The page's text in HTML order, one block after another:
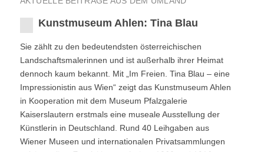
Kunstmuseum Ahlen: Tina Blau
Sie zählt zu den bedeutendsten österreichischen
Landschaftsmalerinnen und ist außerhalb ihrer Heimat
dennoch kaum bekannt. Mit „Im Freien. Tina Blau – eine
Impressionistin aus Wien“ zeigt das Kunstmuseum Ahlen
in Kooperation mit dem Museum Pfalzgalerie
Kaiserslautern erstmals eine museale Ausstellung der
Künstlerin in Deutschland. Rund 40 Leihgaben aus
Wiener Museen und internationalen Privatsammlungen